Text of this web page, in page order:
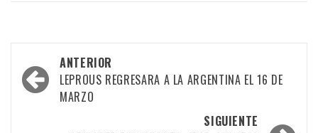
Navegación
por
ANTERIOR
LEPROUS REGRESARA A LA ARGENTINA EL 16 DE
MARZO
SIGUIENTE